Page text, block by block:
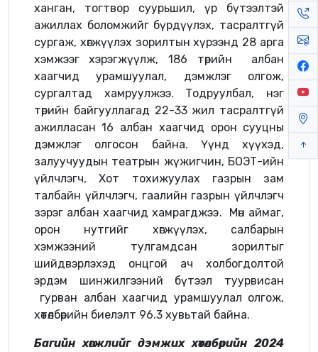
ханган, тогтвор суурьшил, үр бүтээлтэй
ажиллах боломжийг бүрдүүлэх, тасралтгүй
сургаж, хөгжүүлэх зорилтын хүрээнд 28 арга
хэмжээг хэрэгжүүлж, 186 төрийн албан
хаагчид урамшуулал, дэмжлэг олгож,
сургалтад хамруулжээ. Тодруулбал, нэг
төрийн байгууллагад 22-33 жил тасралтгүй
ажилласан 16 албан хаагчид орон сууцны
дэмжлэг олгосон байна. Үүнд хүүхэд,
залуучуудын театрын жүжигчин, БОЭТ-ийн
үйлчлэгч, Хот тохижуулах газрын зам
талбайн үйлчлэгч, гаалийн газрын үйлчлэгч
зэрэг албан хаагчид хамрагджээ. Мөн аймаг,
орон нутгийг хөгжүүлэх, салбарын
хэмжээний тулгамдсан зорилтыг
шийдвэрлэхэд онцгой ач холбогдолтой
эрдэм шинжилгээний бүтээл туурвисан
гурван албан хаагчид урамшуулал олгож,
хөтөлбөрийн биелэлт 96.3 хувьтай байна.
Багийн хөгжлийг дэмжих хөтөлбөрийн 2024